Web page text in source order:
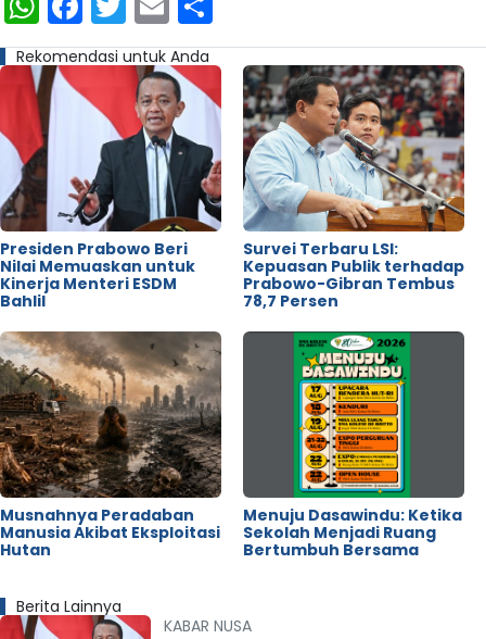
Rekomendasi untuk Anda
Presiden Prabowo Beri
Nilai Memuaskan untuk
Kinerja Menteri ESDM
Bahlil
Survei Terbaru LSI:
Kepuasan Publik terhadap
Prabowo-Gibran Tembus
78,7 Persen
Musnahnya Peradaban
Manusia Akibat Eksploitasi
Hutan
Menuju Dasawindu: Ketika
Sekolah Menjadi Ruang
Bertumbuh Bersama
Berita Lainnya
KABAR NUSA